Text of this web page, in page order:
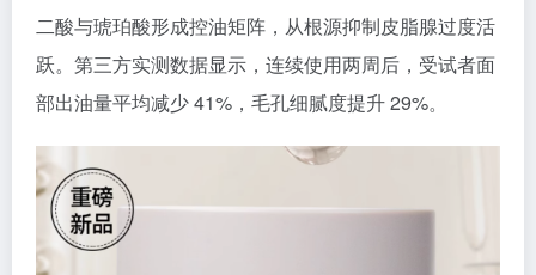
二酸与琥珀酸形成控油矩阵，从根源抑制皮脂腺过度活
跃。第三方实测数据显示，连续使用两周后，受试者面
部出油量平均减少 41%，毛孔细腻度提升 29%。